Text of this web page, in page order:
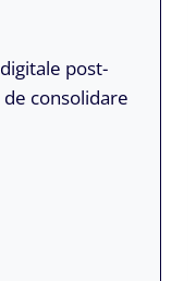
post-
consolidare